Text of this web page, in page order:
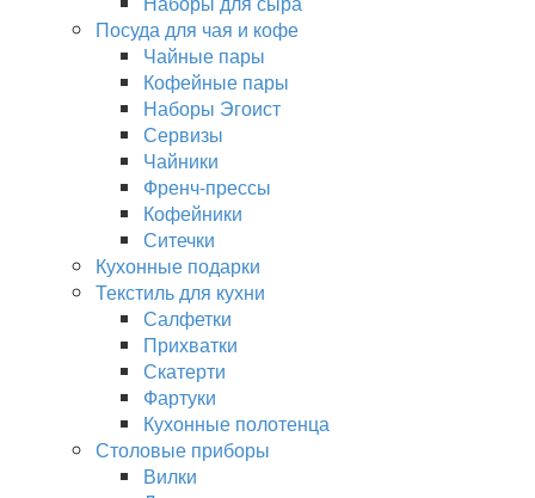
Посуда для чая и кофе
Чайные пары
Кофейные пары
Наборы Эгоист
Сервизы
Чайники
Френч-прессы
Кофейники
Ситечки
Кухонные подарки
Текстиль для кухни
Салфетки
Прихватки
Скатерти
Фартуки
Кухонные полотенца
Столовые приборы
Вилки